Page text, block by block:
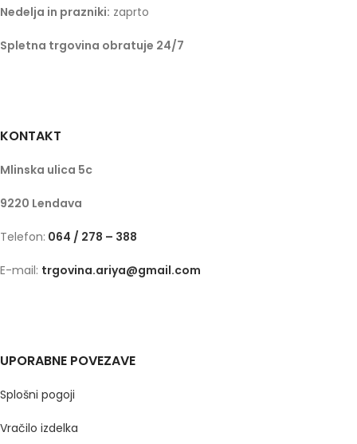
Nedelja in prazniki: zaprto
Spletna trgovina obratuje 24/7
KONTAKT
Mlinska ulica 5c
9220 Lendava
Telefon: 064 / 278 – 388
E-mail: trgovina.ariya@gmail.com
UPORABNE POVEZAVE
Splošni pogoji
Vračilo izdelka